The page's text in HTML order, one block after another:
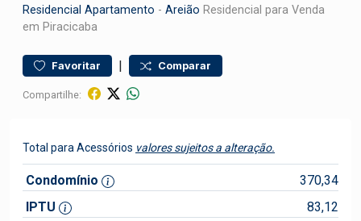
Residencial Apartamento - Areião Residencial para Venda
em Piracicaba
Favoritar | Comparar
Compartilhe:
Total para Acessórios valores sujeitos a alteração.
Condomínio
370,34
IPTU
83,12